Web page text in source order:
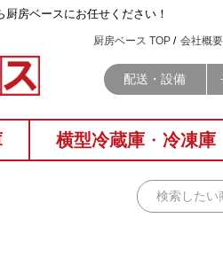
房ベースにお任せください！
厨房ベース TOP 会社概要
配送・設備
横型冷蔵庫 ・ 冷凍庫